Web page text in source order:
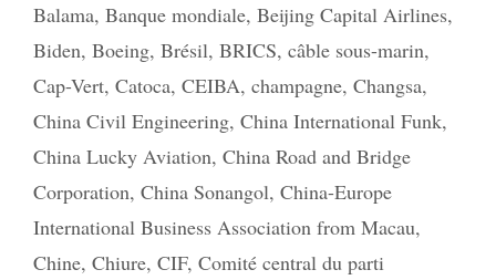
Balama, Banque mondiale, Beijing Capital Airlines,
Biden, Boeing, Brésil, BRICS, câble sous-marin,
Cap-Vert, Catoca, CEIBA, champagne, Changsa,
China Civil Engineering, China International Funk,
China Lucky Aviation, China Road and Bridge
Corporation, China Sonangol, China-Europe
International Business Association from Macau,
Chine, Chiure, CIF, Comité central du parti